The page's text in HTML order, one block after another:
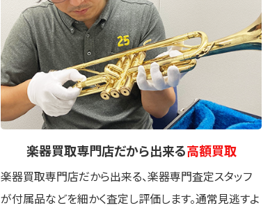
楽器買取専門店だから出来る高額買取
楽器買取専門店だから出来る、楽器専門査定スタッフ
が付属品などを細かく査定し評価します。通常見逃すよ